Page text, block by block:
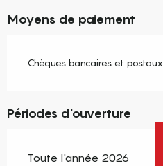
Moyens de paiement
Chèques bancaires et postaux
Périodes d'ouverture
Toute l'année 2026